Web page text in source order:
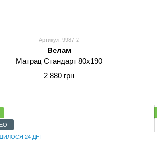
Артикул: 9987-2
Велам
Матрац Стандарт 80x190
2 880 грн
24 ДНІ